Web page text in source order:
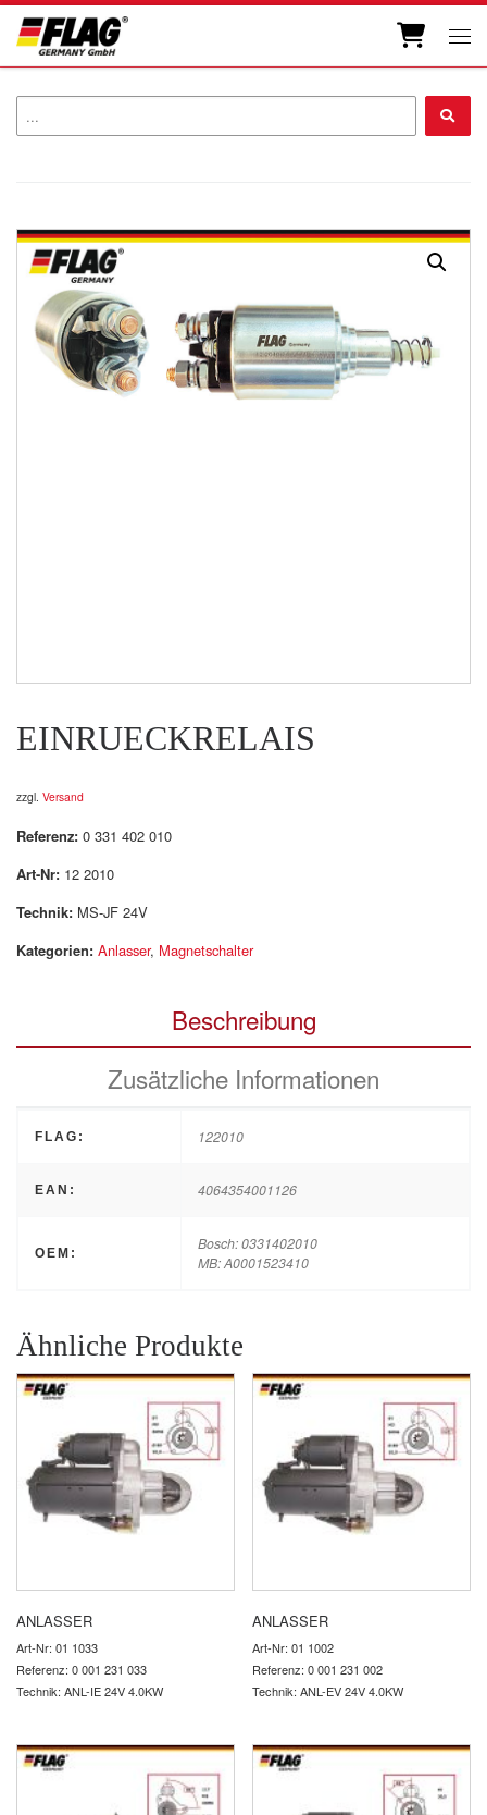
Zum Inhalt springen
EINRUECKRELAIS
zzgl. Versand
Referenz: 0 331 402 010
Art-Nr: 12 2010
Technik: MS-JF 24V
Kategorien: Anlasser, Magnetschalter
Beschreibung
Zusätzliche Informationen
FLAG: 122010
EAN: 4064354001126
OEM:
Bosch: 0331402010
MB: A0001523410
Ähnliche Produkte
ANLASSER
Art-Nr: 01 1033
Referenz: 0 001 231 033
Technik: ANL-IE 24V 4.0KW
ANLASSER
Art-Nr: 01 1002
Referenz: 0 001 231 002
Technik: ANL-EV 24V 4.0KW